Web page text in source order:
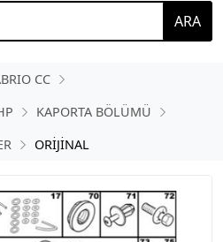
ARA
CC
KAPORTA BÖLÜMÜ
ORİJİNAL